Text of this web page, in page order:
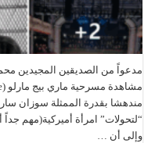
مدعواً من الصديقين المجيدين
مندهشا بقدرة الممثلة سوزان
“لتحولات” امرأة أميركية(مهم جداً
وإلى أن …